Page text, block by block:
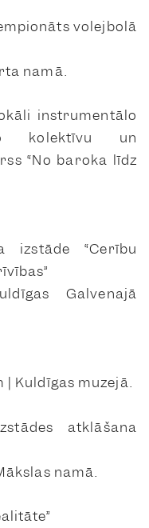
volejbolā
namā.
instrumentālo
kolektīvu un
“No baroka līdz
izstāde “Cerību
Galvenajā
| Kuldīgas muzejā.
atklāšana
namā.